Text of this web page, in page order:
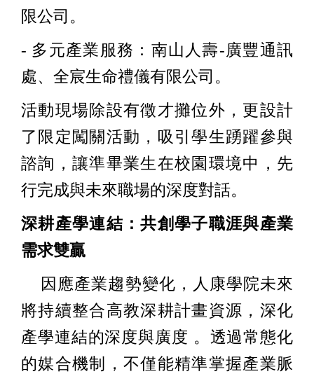
限公司。
- 多元產業服務：南山人壽-廣豐通訊
處、全宸生命禮儀有限公司。
活動現場除設有徵才攤位外，更設計
了限定闖關活動，吸引學生踴躍參與
諮詢，讓準畢業生在校園環境中，先
行完成與未來職場的深度對話。
深耕產學連結：共創學子職涯與產業
需求雙贏
因應產業趨勢變化，人康學院未來
將持續整合高教深耕計畫資源，深化
產學連結的深度與廣度 。透過常態化
的媒合機制，不僅能精準掌握產業脈